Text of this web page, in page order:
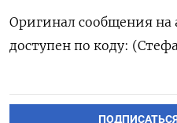
Оригинал сообщения на
доступен по коду: